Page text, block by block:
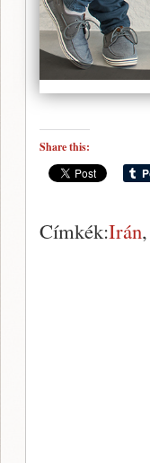
Share this:
Címkék:Irán,